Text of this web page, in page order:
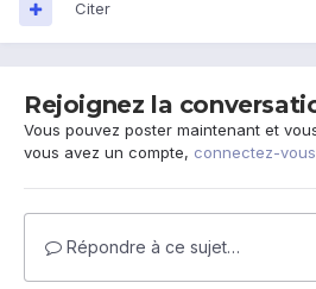
Citer
Rejoignez la
Vous pouvez poster maintenant et
vous avez un compte, connectez-
Répondre à ce sujet…